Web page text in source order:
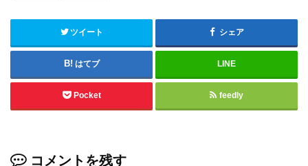
ツイート シェア
はてブ LINE
Pocket feedly
コメントを残す